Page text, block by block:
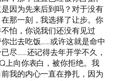
因为先来后到吗？对于没有
那一刻，我选择了让步。你
怕，你说我们还没有见过
岀去吃饭……或许这就是命中
尽……还记得去年开学不久，
上向你表白，被你拒绝。我
我的内心一直在挣扎，因为